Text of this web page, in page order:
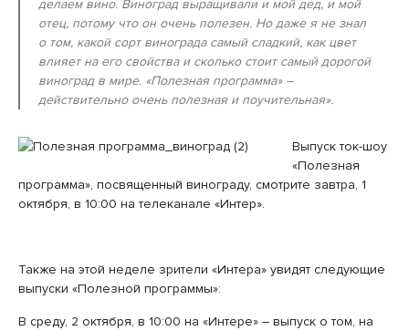
делаем вино. Виноград выращивали и мой дед, и мой
отец, потому что он очень полезен. Но даже я не знал
о том, какой сорт винограда самый сладкий, как цвет
влияет на его свойства и сколько стоит самый дорогой
виноград в мире. «Полезная программа» –
действительно очень полезная и поучительная».
Выпуск ток-шоу
«Полезная
программа», посвященный винограду, смотрите завтра, 1
октября, в 10:00 на телеканале «Интер».
Также на этой неделе зрители «Интера» увидят следующие
выпуски «Полезной программы»:
В среду, 2 октября, в 10:00 на «Интере» – выпуск о том, на